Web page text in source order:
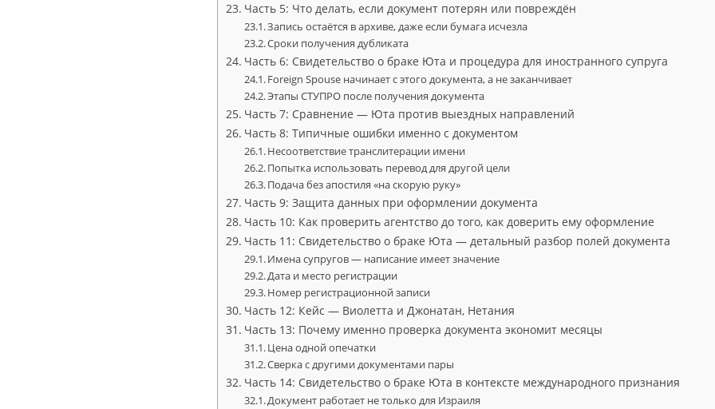
Часть 5: Что делать, если документ потерян или повреждён
Запись остаётся в архиве, даже если бумага исчезла
Сроки получения дубликата
Часть 6: Свидетельство о браке Юта и процедура для иностранного супруга
Foreign Spouse начинает с этого документа, а не заканчивает
Этапы СТУПРО после получения документа
Часть 7: Сравнение — Юта против выездных направлений
Часть 8: Типичные ошибки именно с документом
Несоответствие транслитерации имени
Попытка использовать перевод для другой цели
Подача без апостиля «на скорую руку»
Часть 9: Защита данных при оформлении документа
Часть 10: Как проверить агентство до того, как доверить ему оформление
Часть 11: Свидетельство о браке Юта — детальный разбор полей документа
Имена супругов — написание имеет значение
Дата и место регистрации
Номер регистрационной записи
Часть 12: Кейс — Виолетта и Джонатан, Нетания
Часть 13: Почему именно проверка документа экономит месяцы
Цена одной опечатки
Сверка с другими документами пары
Часть 14: Свидетельство о браке Юта в контексте международного признания
Документ работает не только для Израиля